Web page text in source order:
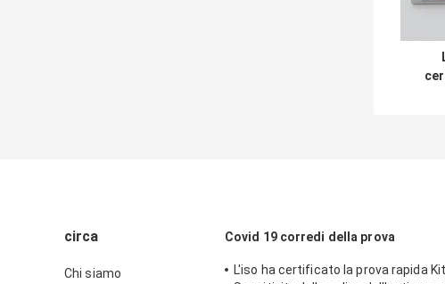
circa
Chi siamo
Covid 19 corredi della prova
L'iso ha certificato la prova rapida